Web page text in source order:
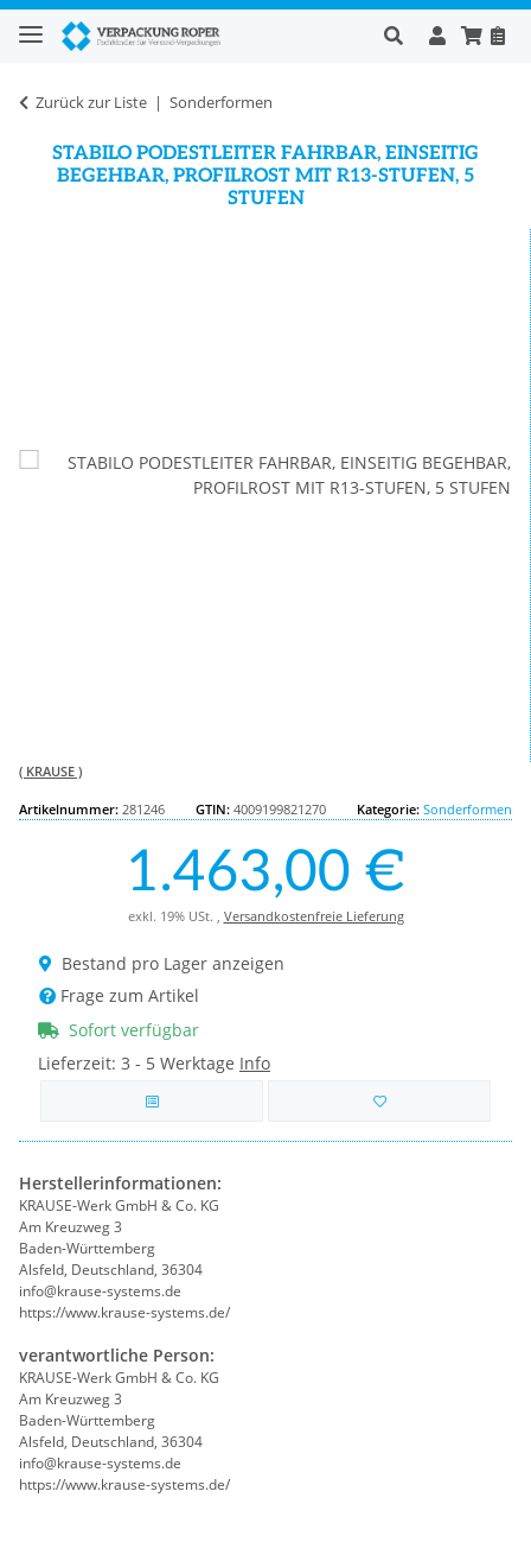
Zurück zur Liste Sonderformen
STABILO PODESTLEITER FAHRBAR, EINSEITIG
BEGEHBAR, PROFILROST MIT R13-STUFEN, 5
STUFEN
( KRAUSE )
Artikelnummer: 281246 GTIN: 4009199821270 Kategorie: Sonderformen
1.463,00 €
exkl. 19% USt. , Versandkostenfreie Lieferung
Bestand pro Lager anzeigen
Frage zum Artikel
Sofort verfügbar
Lieferzeit: 3 - 5 Werktage Info
Herstellerinformationen:
KRAUSE-Werk GmbH & Co. KG
Am Kreuzweg 3
Baden-Württemberg
Alsfeld, Deutschland, 36304
info@krause-systems.de
https://www.krause-systems.de/
verantwortliche Person:
KRAUSE-Werk GmbH & Co. KG
Am Kreuzweg 3
Baden-Württemberg
Alsfeld, Deutschland, 36304
info@krause-systems.de
https://www.krause-systems.de/